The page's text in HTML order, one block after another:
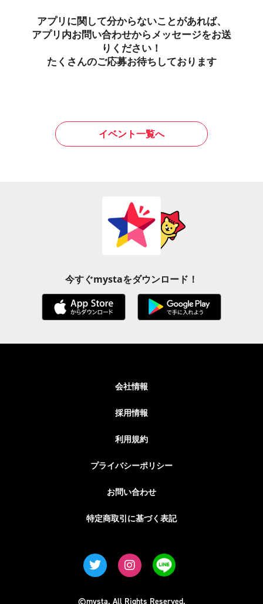
アプリに関して分からないことがあれば、
アプリ内お問い合わせからメッセージをお送
りください！
たくさんのご応募お待ちしております
イベント一覧へ
今すぐmystaをダウンロード！
会社情報
採用情報
利用規約
プライバシーポリシー
お問い合わせ
特定商取引に基づく表記
©mysta. All Rights Reserved.